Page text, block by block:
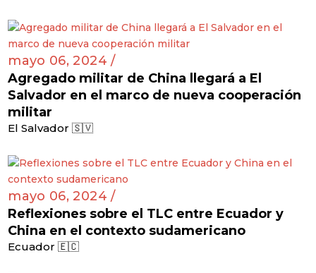
mayo 06, 2024 /
Agregado militar de China llegará a El
Salvador en el marco de nueva cooperación
militar
El Salvador 🇸🇻
mayo 06, 2024 /
Reflexiones sobre el TLC entre Ecuador y
China en el contexto sudamericano
Ecuador 🇪🇨